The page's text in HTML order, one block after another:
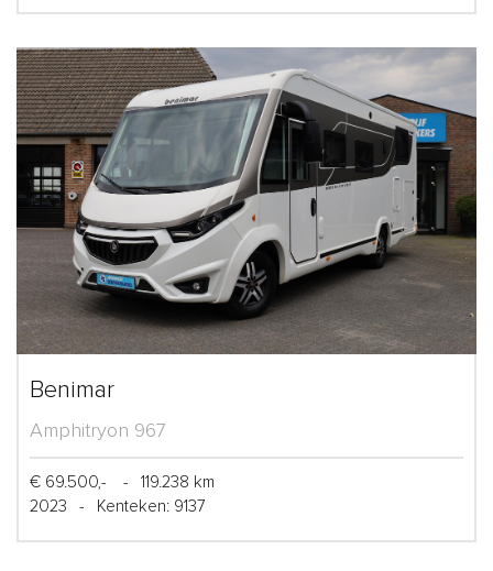
Benimar
Amphitryon 967
€ 69.500,- -
119.238 km
2023
- Kenteken: 9137